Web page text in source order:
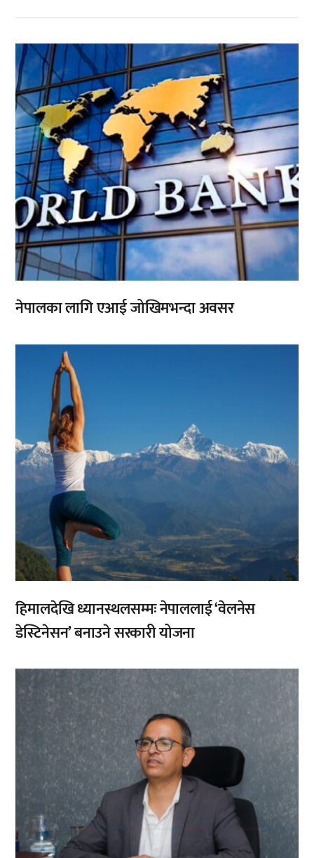
नेपालका लागि एआई जोखिमभन्दा अवसर
हिमालदेखि ध्यानस्थलसम्मः नेपाललाई ‘वेलनेस
डेस्टिनेसन’ बनाउने सरकारी योजना